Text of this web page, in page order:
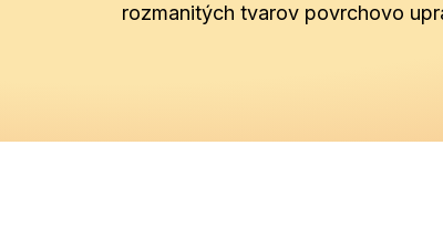
rozmanitých tvarov povrchovo